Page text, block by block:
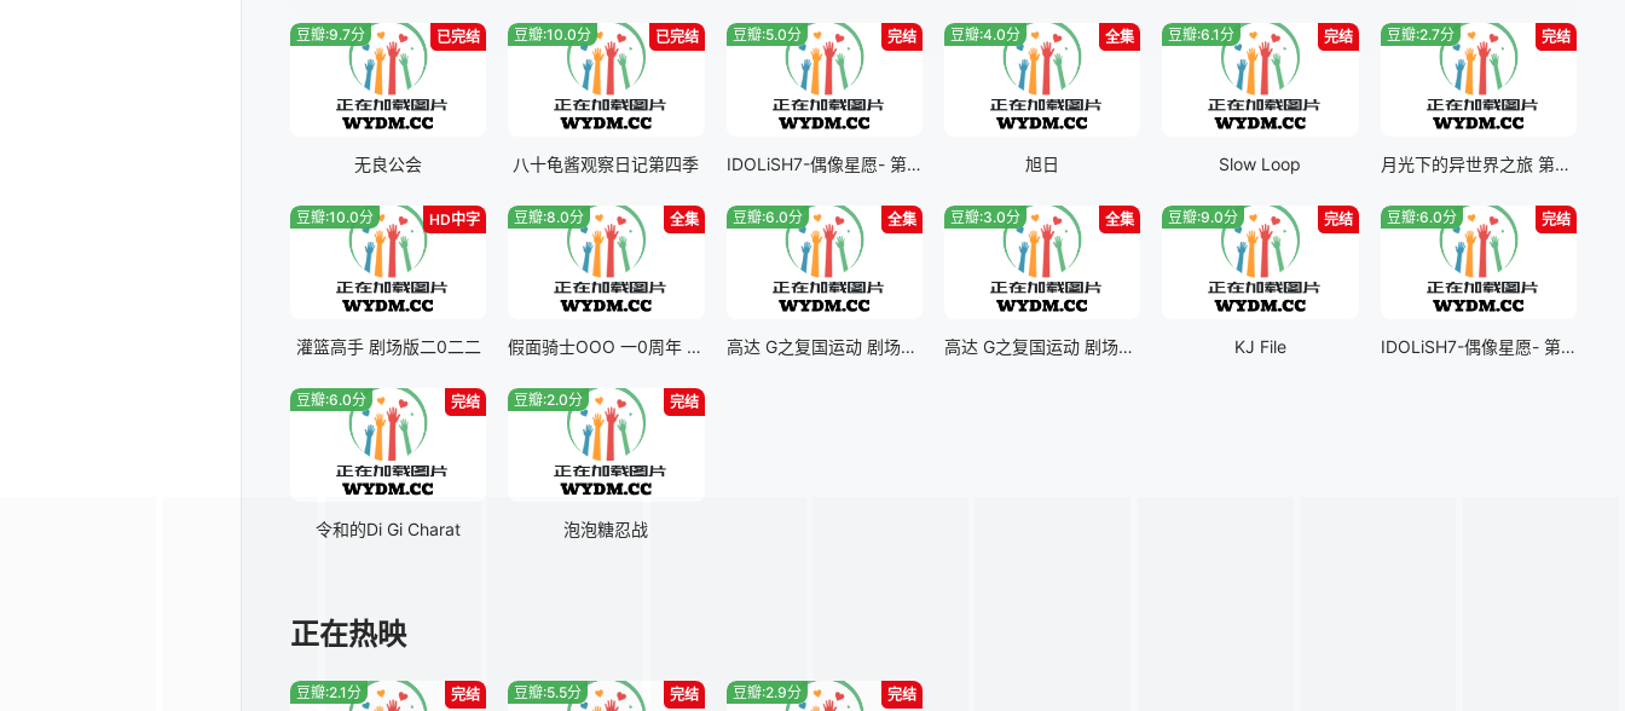
已完结
豆瓣:9.7分
无良公会
已完结
豆瓣:10.0分
八十龟酱观察日记第四季
完结
豆瓣:5.0分
IDOLiSH7-偶像星愿- 第三季 part二
全集
豆瓣:4.0分
旭日
完结
豆瓣:6.1分
Slow Loop
完结
豆瓣:2.7分
月光下的异世界之旅 第二季
HD中字
豆瓣:10.0分
灌篮高手 剧场版二0二二
全集
豆瓣:8.0分
假面骑士OOO 一0周年 复活的核心硬币
全集
豆瓣:6.0分
高达 G之复国运动 剧场版V 跨越死线
全集
豆瓣:3.0分
高达 G之复国运动 剧场版IV 在激斗中呼唤爱
完结
豆瓣:9.0分
KJ File
完结
豆瓣:6.0分
IDOLiSH7-偶像星愿- 第Ⅲ季part二
完结
豆瓣:6.0分
令和的Di Gi Charat
完结
豆瓣:2.0分
泡泡糖忍战
正在热映
完结
豆瓣:2.1分 完结
豆瓣:5.5分 完结
豆瓣:2.9分